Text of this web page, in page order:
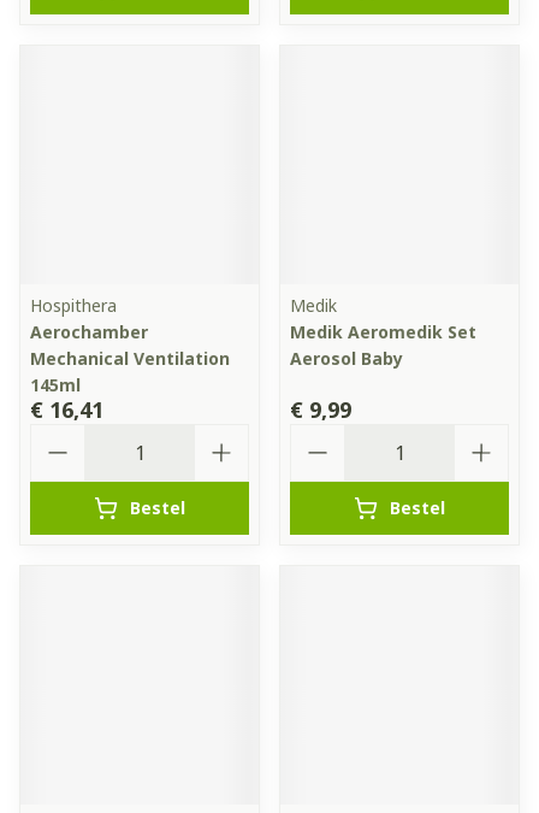
Hospithera
Aerochamber
Mechanical Ventilation
145ml
€ 16,41
Bestel
Medik
Medik Aeromedik Set
Aerosol Baby
€ 9,99
Bestel